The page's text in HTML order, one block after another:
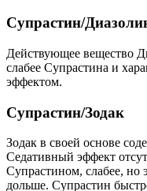
Супрастин/
Действующее вещество
слабее Супрастина и
эффектом.
Супрастин/Зодак
Зодак в своей основе
Седативный эффект
Супрастином, слабее, но
дольше. Супрастин